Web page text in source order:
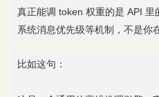
真正能调 token 权重的是 API 里
系统消息优先级等机制，不是你
比如这句：